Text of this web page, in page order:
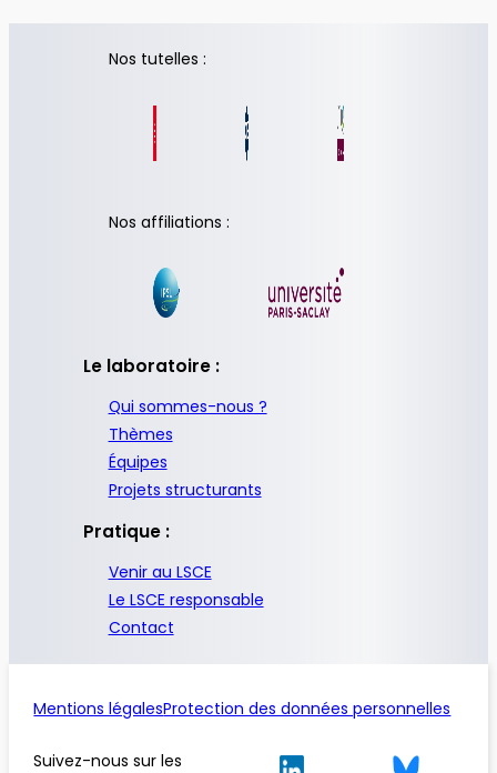
Nos tutelles :
Nos affiliations :
Le laboratoire :
Qui sommes-nous ?
Thèmes
Équipes
Projets structurants
Pratique :
Venir au LSCE
Le LSCE responsable
Contact
Mentions légalesProtection des données personnelles
Suivez-nous sur les